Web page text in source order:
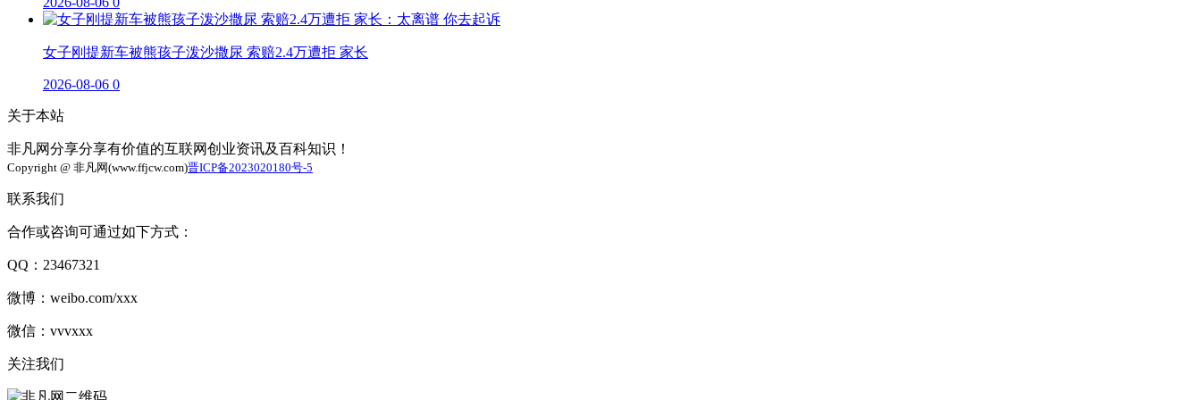
女子刚提新车被熊孩子泼沙撒尿 索赔2.4万遭拒 家长
2026-08-06 0
关于本站
非凡网分享分享有价值的互联网创业资讯及百科知识！
Copyright @ 非凡网(www.ffjcw.com)晋ICP备2023020180号-5
联系我们
合作或咨询可通过如下方式：
QQ：23467321
微博：weibo.com/xxx
微信：vvvxxx
关注我们